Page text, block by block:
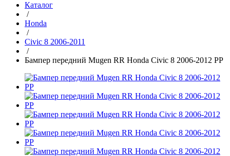
Каталог
/
Honda
/
Civic 8 2006-2011
/
Бампер передний Mugen RR Honda Civic 8 2006-2012 PP